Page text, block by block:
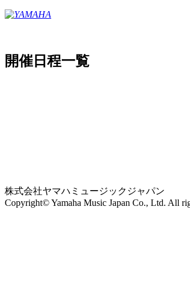
開催日程一覧
株式会社ヤマハミュージックジャパン
Copyright© Yamaha Music Japan Co., Ltd. All